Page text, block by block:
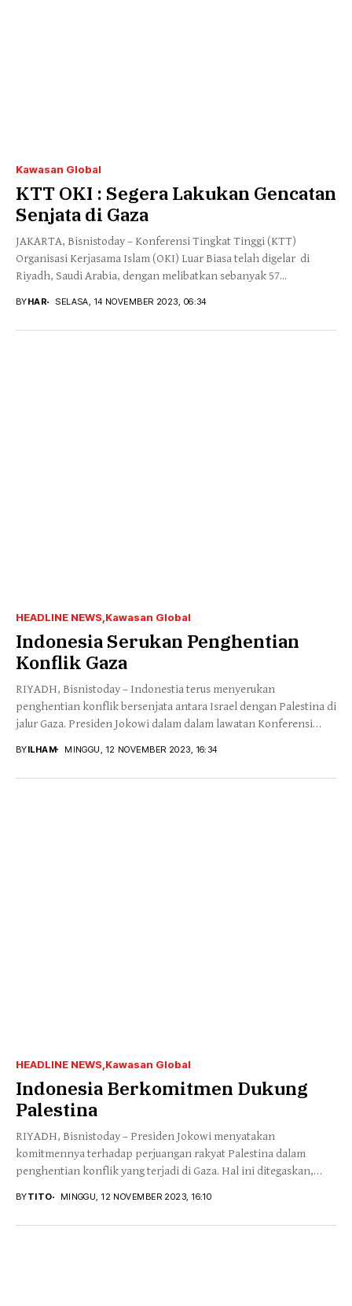
Kawasan Global
KTT OKI : Segera Lakukan Gencatan
Senjata di Gaza
JAKARTA, Bisnistoday – Konferensi Tingkat Tinggi (KTT)
Organisasi Kerjasama Islam (OKI) Luar Biasa telah digelar di
Riyadh, Saudi Arabia, dengan melibatkan sebanyak 57...
BYHAR SELASA, 14 NOVEMBER 2023, 06:34
HEADLINE NEWS Kawasan Global
Indonesia Serukan Penghentian
Konflik Gaza
RIYADH, Bisnistoday – Indonestia terus menyerukan
penghentian konflik bersenjata antara Israel dengan Palestina di
jalur Gaza. Presiden Jokowi dalam dalam lawatan Konferensi
BYILHAM MINGGU, 12 NOVEMBER 2023, 16:34
HEADLINE NEWS Kawasan Global
Indonesia Berkomitmen Dukung
Palestina
RIYADH, Bisnistoday – Presiden Jokowi menyatakan
komitmennya terhadap perjuangan rakyat Palestina dalam
penghentian konflik yang terjadi di Gaza. Hal ini ditegaskan,
BYTITO MINGGU, 12 NOVEMBER 2023, 16:10